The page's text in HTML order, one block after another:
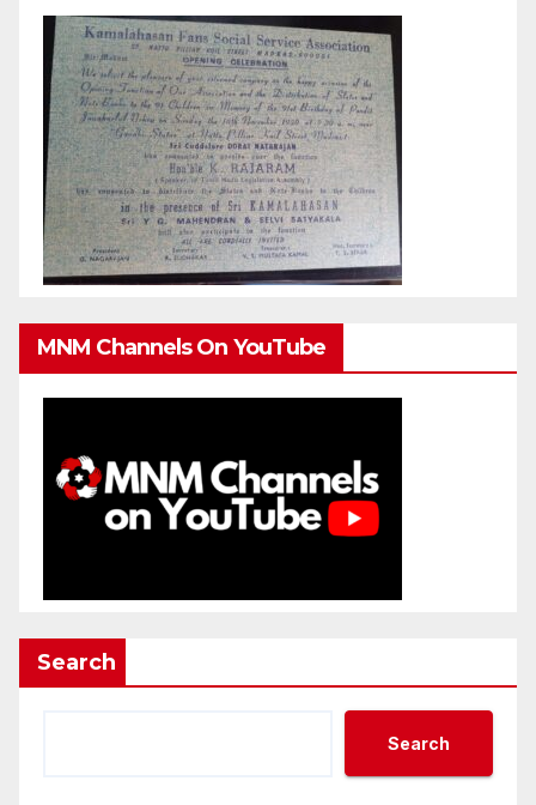
MNM Channels On YouTube
Search
Search